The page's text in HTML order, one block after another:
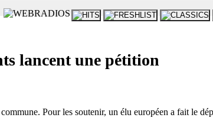
lancent une pétition
Pour les soutenir, un élu européen a fait le